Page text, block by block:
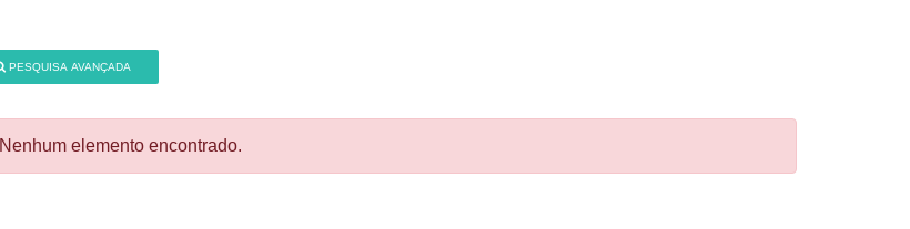
PESQUISA AVANÇADA
Nenhum elemento encontrado.